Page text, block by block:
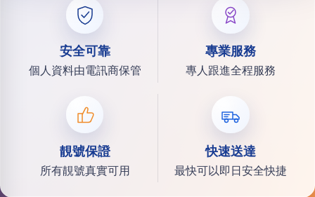
安全可靠
個人資料由電訊商保管
專業服務
專人跟進全程服務
靚號保證
所有靚號真實可用
快速送達
最快可以即日安全快捷